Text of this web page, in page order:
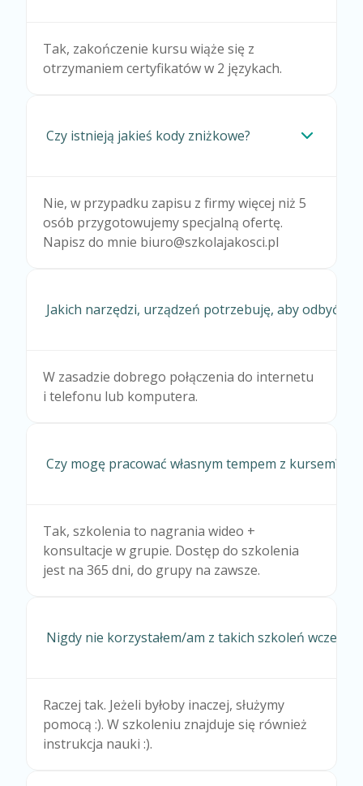
Tak, zakończenie kursu wiąże się z
otrzymaniem certyfikatów w 2 językach.
Czy istnieją jakieś kody zniżkowe?
Nie, w przypadku zapisu z firmy więcej niż 5
osób przygotowujemy specjalną ofertę.
Napisz do mnie biuro@szkolajakosci.pl
Jakich narzędzi, urządzeń potrzebuję, aby odbyć
W zasadzie dobrego połączenia do internetu
i telefonu lub komputera.
Czy mogę pracować własnym tempem z kursem?
Tak, szkolenia to nagrania wideo +
konsultacje w grupie. Dostęp do szkolenia
jest na 365 dni, do grupy na zawsze.
Nigdy nie korzystałem/am z takich szkoleń
Raczej tak. Jeżeli byłoby inaczej, służymy
pomocą :). W szkoleniu znajduje się również
instrukcja nauki :).